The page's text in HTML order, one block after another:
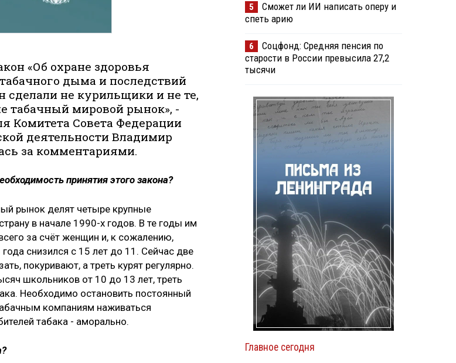
«Об охране здоровья
дыма и последствий
сделали не курильщики и не те,
табачный мировой рынок», -
Комитета Совета Федерации
деятельности Владимир
за комментариями.
принятия этого закона?
рынок делят четыре крупные
в начале 1990-х годов. В те годы им
за счёт женщин и, к сожалению,
снизился с 15 лет до 11. Сейчас две
покуривают, а треть курят регулярно.
школьников от 10 до 13 лет, треть
Необходимо остановить постоянный
компаниям наживаться
табака - аморально.
5
Сможет ли ИИ написать оперу и
спеть арию
6
Соцфонд: Средняя пенсия по
старости в России превысила 27,2
тысячи
Главное сегодня